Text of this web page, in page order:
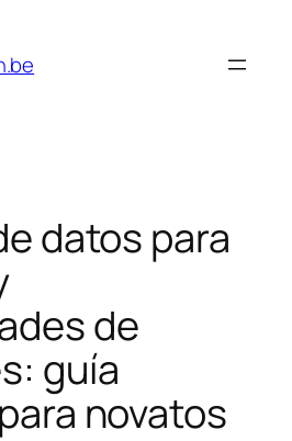
datos para
de
guía
novatos